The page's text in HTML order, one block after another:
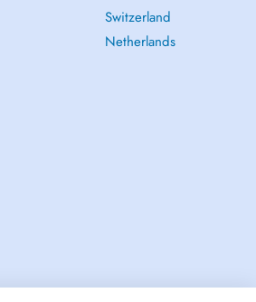
Switzerland
Netherlands